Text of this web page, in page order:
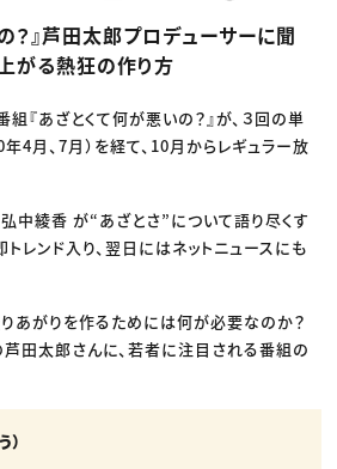
情
ュー
プ
らのお知らせ
？』芦田太郎プロデューサーに聞
がる熱狂の作り方
『あざとくて何が悪いの？』が、３回の単
4月、7月）を経て、10月からレギュラー放
綾香 が“あざとさ”について語り尽くす
レンド入り、翌日にはネットニュースにも
あがりを作るためには何が必要なのか？
田太郎さんに、若者に注目される番組の
）